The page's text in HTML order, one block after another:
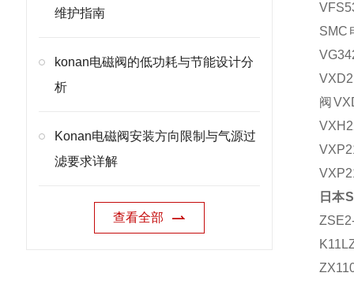
维护指南
konan电磁阀的低功耗与节能设计分
析
Konan电磁阀安装方向限制与气源过
滤要求详解
查看全部
SMC
阀
日本